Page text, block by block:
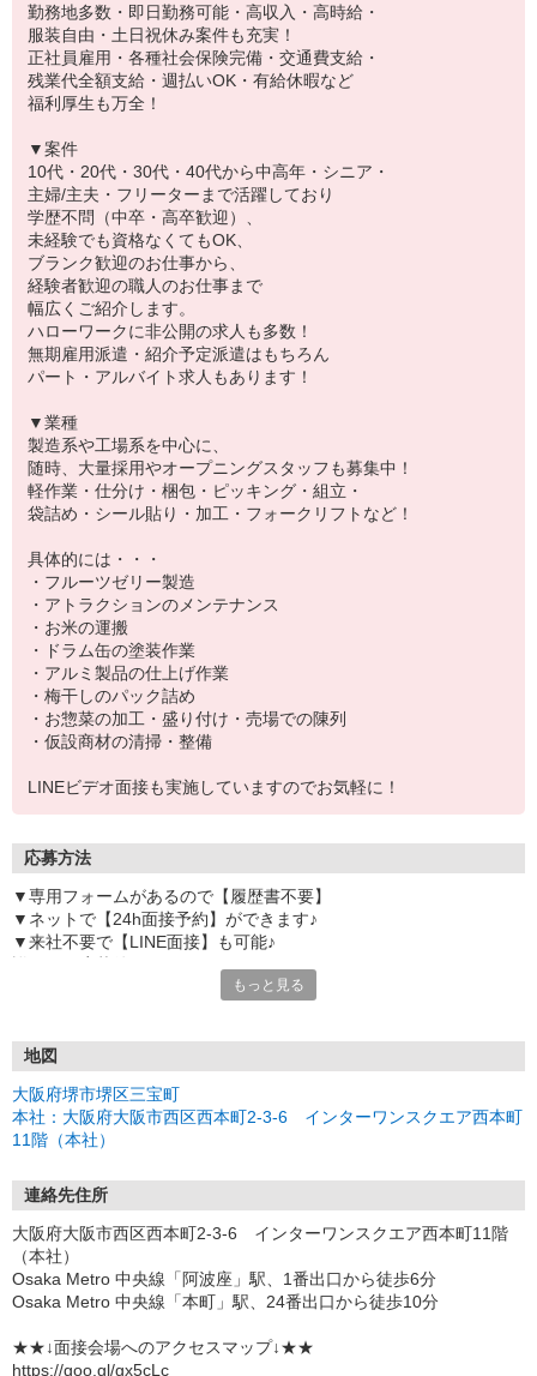
勤務地多数・即日勤務可能・高収入・高時給・
服装自由・土日祝休み案件も充実！
正社員雇用・各種社会保険完備・交通費支給・
残業代全額支給・週払いOK・有給休暇など
福利厚生も万全！
▼案件
10代・20代・30代・40代から中高年・シニア・
主婦/主夫・フリーターまで活躍しており
学歴不問（中卒・高卒歓迎）、
未経験でも資格なくてもOK、
ブランク歓迎のお仕事から、
経験者歓迎の職人のお仕事まで
幅広くご紹介します。
ハローワークに非公開の求人も多数！
無期雇用派遣・紹介予定派遣はもちろん
パート・アルバイト求人もあります！
▼業種
製造系や工場系を中心に、
随時、大量採用やオープニングスタッフも募集中！
軽作業・仕分け・梱包・ピッキング・組立・
袋詰め・シール貼り・加工・フォークリフトなど！
具体的には・・・
・フルーツゼリー製造
・アトラクションのメンテナンス
・お米の運搬
・ドラム缶の塗装作業
・アルミ製品の仕上げ作業
・梅干しのパック詰め
・お惣菜の加工・盛り付け・売場での陳列
・仮設商材の清掃・整備
LINEビデオ面接も実施していますのでお気軽に！
応募方法
▼専用フォームがあるので【履歴書不要】
▼ネットで【24h面接予約】ができます♪
▼来社不要で【LINE面接】も可能♪
面接予約をお願いします。
【お電話】での受付もしております。
営業時間/平日8:00〜17:00
１．Web応募 or TEL応募
２．メール内のURLから面接日設定
※電話の場合は面接日を口頭予約
３．面接（履歴書不要）
★LINEでのオンライン面接OK（スマホでも可）
・時間は30分前後
・職歴や保有資格などの簡単なご質問
もっと見る
地図
大阪府堺市堺区三宝町
本社：大阪府大阪市西区西本町2-3-6 インターワンスクエア西本町
11階（本社）
連絡先住所
大阪府大阪市西区西本町2-3-6 インターワンスクエア西本町11階
（本社）
Osaka Metro 中央線「阿波座」駅、1番出口から徒歩6分
Osaka Metro 中央線「本町」駅、24番出口から徒歩10分
★★↓面接会場へのアクセスマップ↓★★
https://goo.gl/gx5cLc